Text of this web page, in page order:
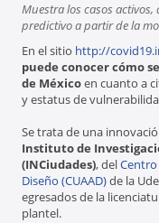
Muestra los casos
predictivo a partir de la
En el sitio http://
puede conocer cómo
de Méxicoen cuanto a
y estatus de
Se trata de una
Instituto de
(INCiudades), del
Diseño (CUAAD)de la
egresados de la
plantel.